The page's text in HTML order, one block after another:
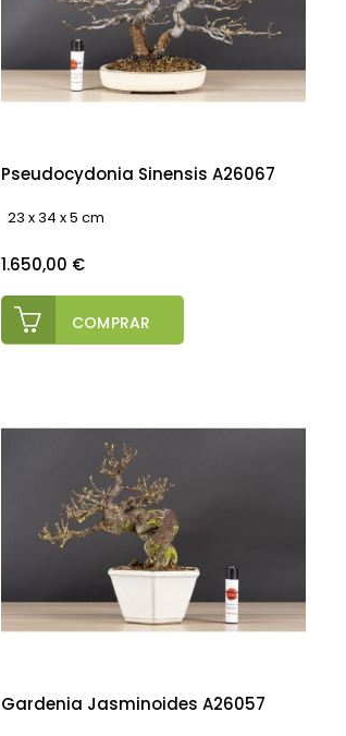
Pseudocydonia Sinensis A26067
23 x 34 x 5 cm
Precio
1.650,00 €
COMPRAR
Gardenia Jasminoides A26057